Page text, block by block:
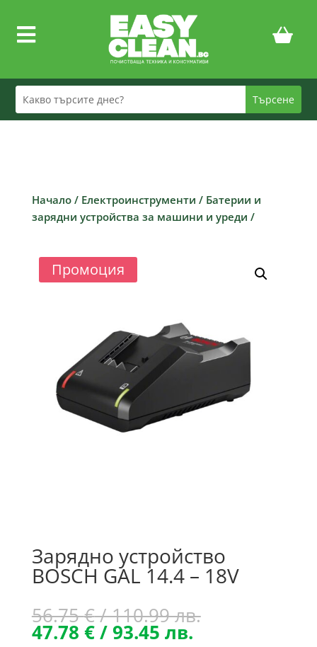

Начало/ Електроинструменти / Батерии и
зарядни устройства за машини и уреди /
Промоция
Зарядно устройство
BOSCH GAL 14.4 – 18V
56.75€/ 110.99 лв.Original
47.78 €/ 93.45 лв.Текущата